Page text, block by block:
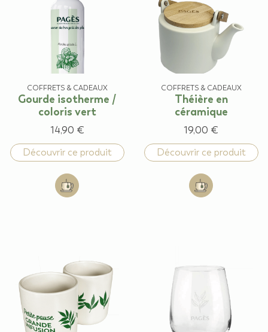
COFFRETS & CADEAUX
Gourde isotherme /
coloris vert
14,90 €
Découvrir ce produit
Add to cart: Gourde isotherme / coloris vert
COFFRETS & CADEAUX
Théière en
céramique
19,00 €
Découvrir ce produit
Add to cart: